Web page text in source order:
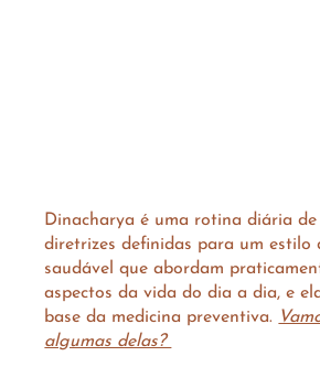
Dinacharya é uma rotina diária
diretrizes definidas para um estilo
saudável que abordam
aspectos da vida do dia a dia, e
base da medicina preventiva.
algumas delas?